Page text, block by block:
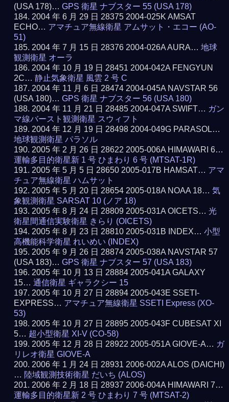
(USA 178)…GPS 衛星 ナブスター 55 (USA 178)
2004 年 6 月 29 日 28375 2004-025K AMSAT
ECHO… アマチュア無線衛星 アムサット・エコー (AO-
51)
2004 年 7 月 15 日 28376 2004-026A AURA…地球
観測衛星 オーラ
2004 年 10 月 19 日 28451 2004-042A FENGYUN
2C…静止気象衛星 風雲 2 号 C
2004 年 11 月 6 日 28474 2004-045A NAVSTAR 56
(USA 180)…GPS 衛星 ナブスター 56 (USA 180)
2004 年 11 月 21 日 28485 2004-047A SWIFT… ガン
マ線バースト観測衛星 スウィフト
2004 年 12 月 19 日 28498 2004-049G PARASOL…
地球観測衛星 パラソル
2005 年 2 月 26 日 28622 2005-006A HIMAWARI 6…
運輸多目的衛星新 1 号 ひまわり 6 号 (MTSAT-1R)
2005 年 5 月 5 日 28650 2005-017B HAMSAT… アマ
チュア無線衛星 ハムサット
2005 年 5 月 20 日 28654 2005-018A NOAA 18…気
象観測衛星 SARSAT 10 (ノア 18)
2005 年 8 月 24 日 28809 2005-031A OICETS…光
衛星間通信実験衛星 きらり (OICETS)
2005 年 8 月 23 日 28810 2005-031B INDEX…小型
高機能科学衛星 れいめい (INDEX)
2005 年 9 月 26 日 28874 2005-038A NAVSTAR 57
(USA 183)…GPS 衛星 ナブスター 57 (USA 183)
2005 年 10 月 13 日 28884 2005-041A GALAXY
15…通信衛星 ギャラクシー 15
2005 年 10 月 27 日 28894 2005-043E SSETI-
EXPRESS… アマチュア無線衛星 SSETI Express (XO-
53)
2005 年 10 月 27 日 28895 2005-043F CUBESAT XI
5… 超小型衛星 XI-V (CO-58)
2005 年 12 月 28 日 28922 2005-051A GIOVE-A… ガ
リレオ衛星 GIOVE-A
2006 年 1 月 24 日 28931 2006-002A ALOS (DAICHI)
… 陸域観測技術衛星 だいち (ALOS)
2006 年 2 月 18 日 28937 2006-004A HIMAWARI 7…
運輸多目的衛星新 2 号 ひまわり 7 号 (MTSAT-2)